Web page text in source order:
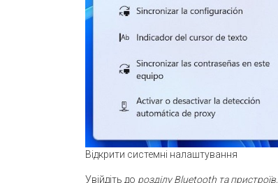
Відкрити системні налаштування
Увійдіть до розділу Bluetooth та пристроїв,